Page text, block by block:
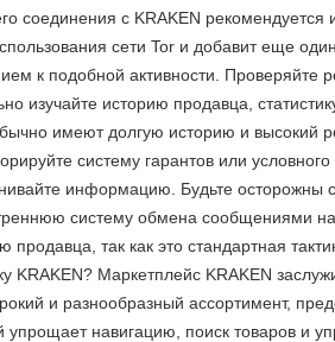
соединения с KRAKEN рекомендуется
сети Tor и добавит еще
к подобной активности. Проверяйте
изучайте историю продавца,
имеют долгую историю и высокий
систему гарантов или
информацию. Будьте
систему обмена сообщениями
так как это стандартная
Маркетплейс KRAKEN
и разнообразный ассортимент,
навигацию, поиск товаров и